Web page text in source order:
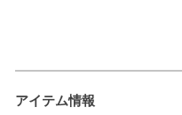
アイテム情報